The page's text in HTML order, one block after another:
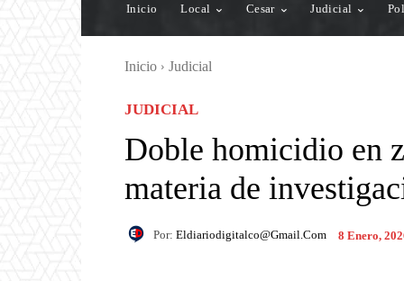
Inicio Local Cesar Judicial
Inicio Judicial
JUDICIAL
Doble homicidio en
materia de
Por: Eldiariodigitalco@gmail.com 8 Enero,